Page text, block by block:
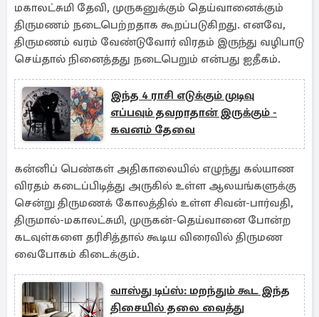
மகாலட்சுமி தேவி, முருகனுக்கும் தெய்வானைக்கும்
திருமணம் நடைபெற்றதாக கூறப்படுகிறது. எனவே,
திருமணம் வரம் வேண்டுவோர் விரதம் இருந்து வழிபாடு
செய்தால் நினைத்தது நடைபெறும் என்பது ஐதீகம்.
இந்த 4 ராசி எடுக்கும் முடிவு
எப்பவும் தவறாதான் இருக்கும் -
கவனம் தேவை
கன்னிப் பெண்கள் அதிகாலையில் எழுந்து கல்யாண
விரதம் கடைப்பிடித்து அருகில் உள்ள ஆலயங்களுக்கு
சென்று திருமணக் கோலத்தில் உள்ள சிவன்-பார்வதி,
திருமால்-மகாலட்சுமி, முருகன்-தெய்வானை போன்ற
கடவுள்களை தரிசித்தால் கூடிய விரைவில் திருமண
வைபோகம் கிடைக்கும்.
வாஸ்து டிப்ஸ்: மறந்தும் கூட இந்த
திசையில் தலை வைத்து